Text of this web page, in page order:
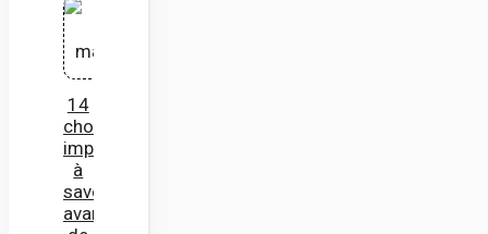
14
choses
importantes
à
savoir
avant